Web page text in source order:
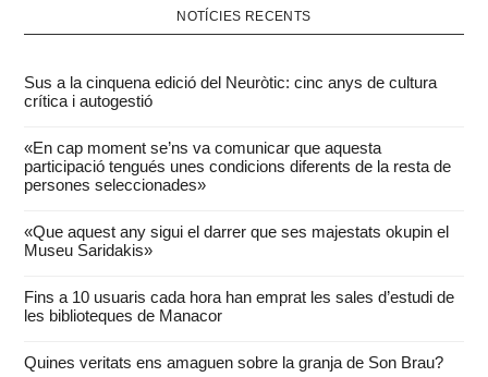
NOTÍCIES RECENTS
Sus a la cinquena edició del Neuròtic: cinc anys de cultura
crítica i autogestió
«En cap moment se’ns va comunicar que aquesta
participació tengués unes condicions diferents de la resta de
persones seleccionades»
«Que aquest any sigui el darrer que ses majestats okupin el
Museu Saridakis»
Fins a 10 usuaris cada hora han emprat les sales d’estudi de
les biblioteques de Manacor
Quines veritats ens amaguen sobre la granja de Son Brau?